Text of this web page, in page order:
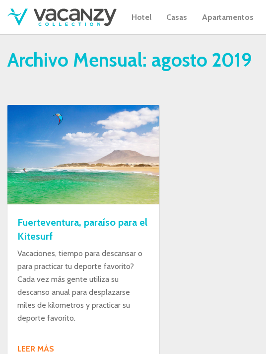
Hotel Casas Apartamentos
Archivo Mensual: agosto 2019
Fuerteventura, paraíso para el
Kitesurf
Vacaciones, tiempo para descansar o
para practicar tu deporte favorito?
Cada vez más gente utiliza su
descanso anual para desplazarse
miles de kilometros y practicar su
deporte favorito.
LEER MÁS